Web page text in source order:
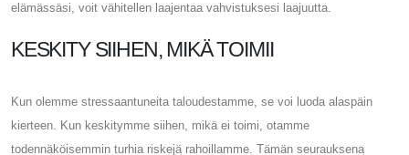
elämässäsi, voit vähitellen laajentaa vahvistuksesi laajuutta.
KESKITY SIIHEN, MIKÄ TOIMII
Kun olemme stressaantuneita taloudestamme, se voi luoda alaspäin
kierteen. Kun keskitymme siihen, mikä ei toimi, otamme
todennäköisemmin turhia riskejä rahoillamme. Tämän seurauksena